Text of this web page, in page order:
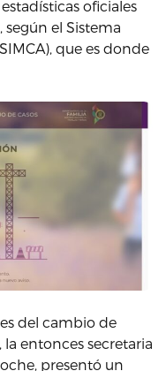
oficiales
el Sistema
que es donde
del cambio de
entonces secretaria
presentó un